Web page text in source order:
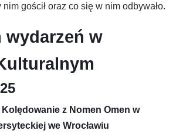
gościł oraz co się w nim odbywało.
wydarzeń w
Kolędowanie z Nomen Omen w
we Wrocławiu